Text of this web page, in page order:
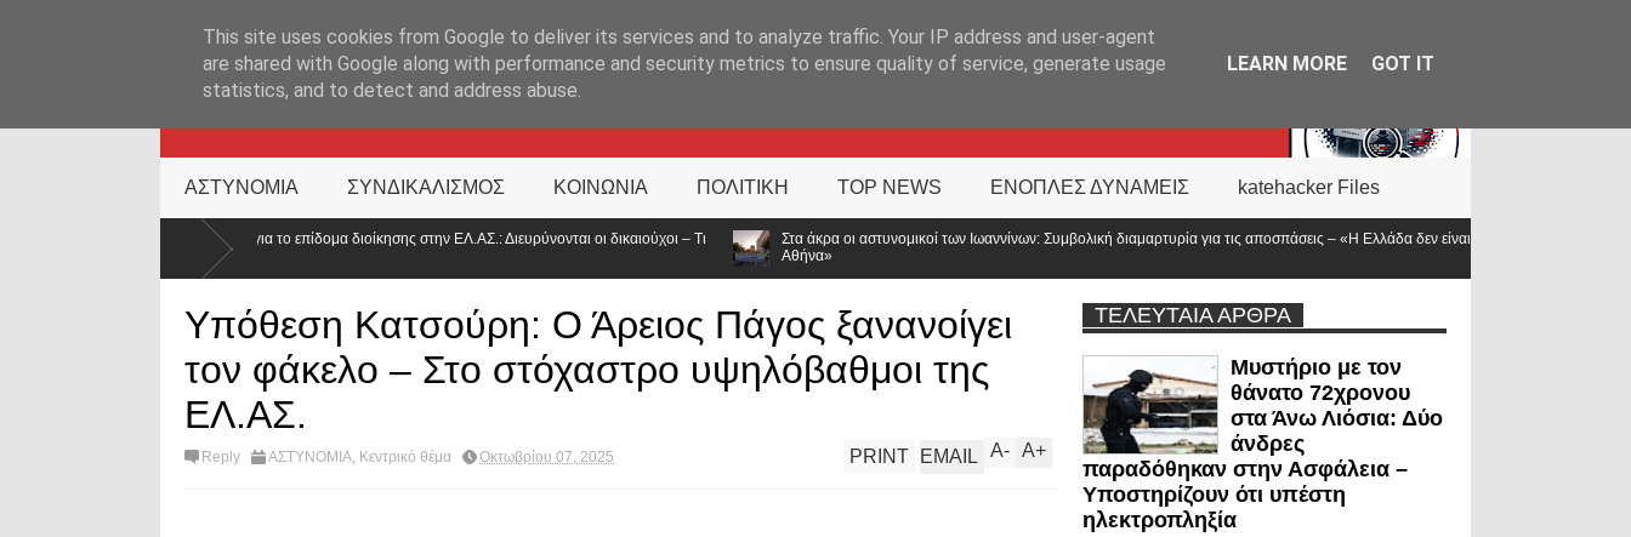
KATEHACKER
ΑΣΤΥΝΟΜΙΑ ΣΥΝΔΙΚΑΛΙΣΜΟΣ ΚΟΙΝΩΝΙΑ ΠΟΛΙΤΙΚΗ TOP NEWS ΕΝΟΠΛΕΣ ΔΥΝΑΜΕΙΣ katehacker Files
ΚΥΑ για το επίδομα διοίκησης στην ΕΛ.ΑΣ.: Διευρύνονται οι δικαιούχοι – Τι
Στα άκρα οι αστυνομικοί των Ιωαννίνων: Συμβολική διαμαρτυρία για τις αποσπάσεις – «Η Ελλάδα δεν είναι μόνο η
Νέα ΚΥΑ για το επίδομα των «πρώτων
Υπόθεση Κατσούρη: Ο Άρειος Πάγος ξανανοίγει
τον φάκελο – Στο στόχαστρο υψηλόβαθμοι της
ΕΛ.ΑΣ.
Reply ΑΣΤΥΝΟΜΙΑ, Κεντρικό θέμα Οκτωβρίου 07, 2025 A+
A-
PRINT EMAIL
ΤΕΛΕΥΤΑΙΑ ΑΡΘΡΑ
Μυστήριο με τον
θάνατο 72χρονου
στα Άνω Λιόσια: Δύο
άνδρες
παραδόθηκαν στην Ασφάλεια –
Υποστηρίζουν ότι υπέστη
ηλεκτροπληξία
This site uses cookies from Google to deliver its services and to analyze traffic. Your IP address and user-agent
are shared with Google along with performance and security metrics to ensure quality of service, generate usage
statistics, and to detect and address abuse.
LEARN MORE GOT IT